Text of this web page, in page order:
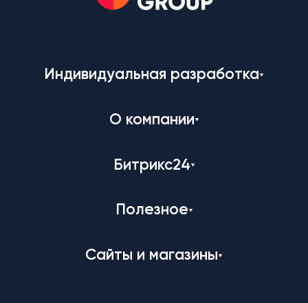
Индивидуальная разработка
О компании
Битрикс24
Полезное
Сайты и магазины